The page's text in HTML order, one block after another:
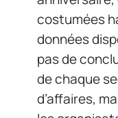
costumées
données
pas de
de chaque
d’affaires,